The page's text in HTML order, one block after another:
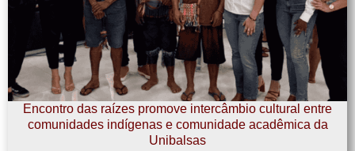
Encontro das raízes promove intercâmbio cultural entre
comunidades indígenas e comunidade acadêmica da
Unibalsas